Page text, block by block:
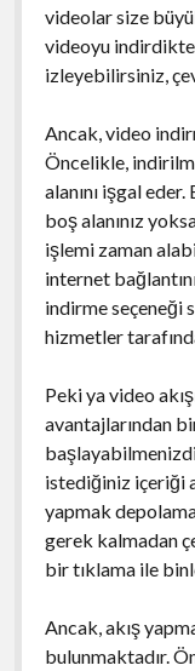
videolar size
videoyu
izleyebilirsiniz,
Ancak, video
Öncelikle,
alanını işgal
boş alanınız
işlemi zaman
internet
indirme seçeneği
hizmetler
Peki ya video
avantajlarından
istediğiniz içeriği
yapmak
gerek kalmadan
bir tıklama ile
Ancak, akış
bulunmaktadır.